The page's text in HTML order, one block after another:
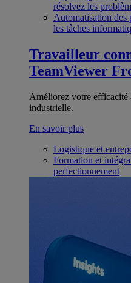
résolvez les
Automatisation des
les tâches
Travailleur
TeamViewer
Améliorez votre efficacité
industrielle.
En savoir plus
Logistique et
Formation et
perfectionnement